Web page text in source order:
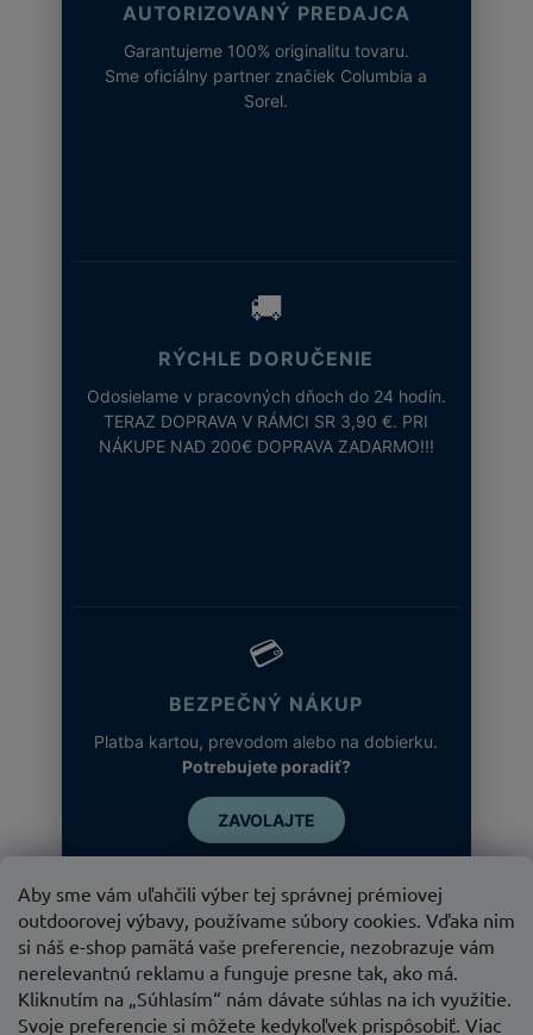
Aby sme vám uľahčili výber tej správnej prémiovej
outdoorovej výbavy, používame súbory cookies. Vďaka nim
si náš e-shop pamätá vaše preferencie, nezobrazuje vám
nerelevantnú reklamu a funguje presne tak, ako má.
Kliknutím na „Súhlasím“ nám dávate súhlas na ich využitie.
Svoje preferencie si môžete kedykoľvek prispôsobiť. Viac
AUTORIZOVANÝ PREDAJCA
Garantujeme 100% originalitu tovaru.
Sme oficiálny partner značiek Columbia a
Sorel.
🚚
RÝCHLE DORUČENIE
Odosielame v pracovných dňoch do 24 hodín.
TERAZ DOPRAVA V RÁMCI SR 3,90 €. PRI
NÁKUPE NAD 200€ DOPRAVA ZADARMO!!!
💳
BEZPEČNÝ NÁKUP
Platba kartou, prevodom alebo na dobierku.
Potrebujete poradiť?
ZAVOLAJTE